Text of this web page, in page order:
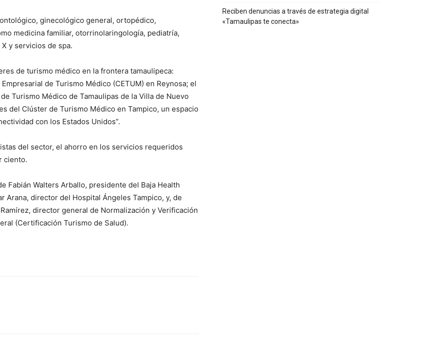
ginecológico general, ortopédico,
medicina familiar, otorrinolaringología, pediatría,
y servicios de spa.
de turismo médico en la frontera tamaulipeca:
de Turismo Médico (CETUM) en Reynosa; el
Turismo Médico de Tamaulipas de la Villa de Nuevo
del Clúster de Turismo Médico en Tampico, un espacio
con los Estados Unidos”.
del sector, el ahorro en los servicios requeridos
ciento.
Fabián Walters Arballo, presidente del Baja Health
Arana, director del Hospital Ángeles Tampico, y, de
director general de Normalización y Verificación
(Certificación Turismo de Salud).
Reciben denuncias a través de estrategia digital
«Tamaulipas te conecta»